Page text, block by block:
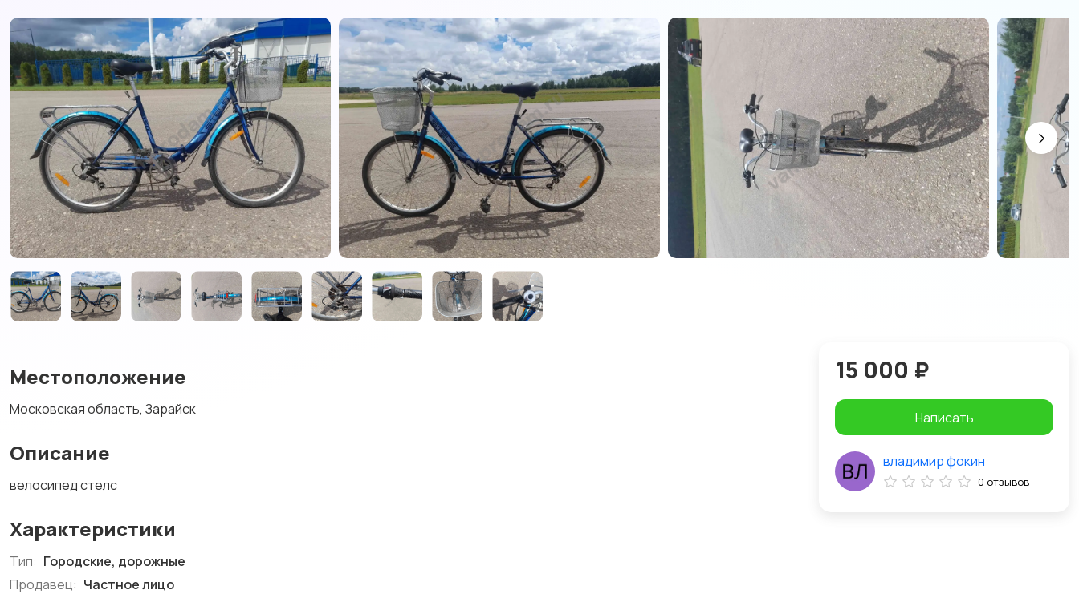
Местоположение
Московская область, Зарайск
Описание
велосипед стелс
Характеристики
Тип: Городские, дорожные
Продавец: Частное лицо
15 000 ₽
Написать
владимир фокин
0 отзывов